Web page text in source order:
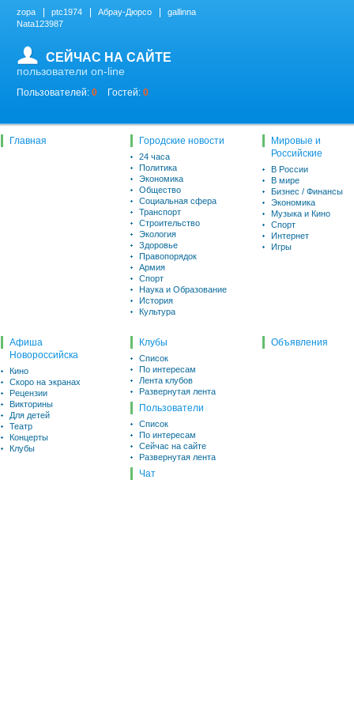
zopa ptc1974 Абрау-Дюрсо
gallinna
Nata123987
СЕЙЧАС НА САЙТЕ
пользователи on-line
Пользователей: 0 Гостей: 0
Главная Городские новости
24 часа
Политика
Экономика
Общество
Социальная сфера
Транспорт
Строительство
Экология
Здоровье
Правопорядок
Армия
Спорт
Наука и Образование
История
Культура
Мировые и
Российские
В России
В мире
Бизнес / Финансы
Экономика
Музыка и Кино
Спорт
Интернет
Игры
Афиша
Новороссийска
Кино
Скоро на экранах
Рецензии
Викторины
Для детей
Театр
Концерты
Клубы
Клубы
Список
По интересам
Лента клубов
Развернутая лента
Пользователи
Список
По интересам
Сейчас на сайте
Развернутая лента
Чат
Объявления